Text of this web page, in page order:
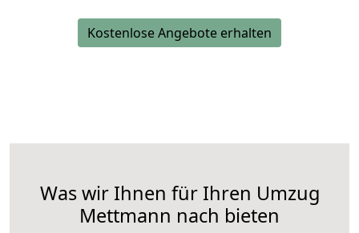
Kostenlose Angebote erhalten
Was wir Ihnen für Ihren Umzug
Mettmann nach bieten